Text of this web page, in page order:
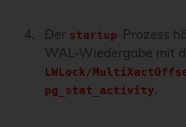
Der startup-Prozess
WAL-Wiedergabe mit
LWLock/
pg_stat_activity.